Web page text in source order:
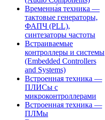
Временна́я техника —
тактовые генераторы,
ФАПЧ (PLL),
синтезаторы частоты
Встраиваемые
контроллеры и системы
(Embedded Controllers
and Systems)
Встроенная техника —
ПЛИСы с
микроконтроллерами
Встроенная техника —
ПЛМы